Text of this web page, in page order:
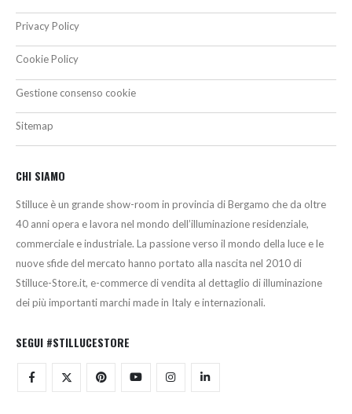
Privacy Policy
Cookie Policy
Gestione consenso cookie
Sitemap
CHI SIAMO
Stilluce è un grande show-room in provincia di Bergamo che da oltre
40 anni opera e lavora nel mondo dell’illuminazione residenziale,
commerciale e industriale. La passione verso il mondo della luce e le
nuove sfide del mercato hanno portato alla nascita nel 2010 di
Stilluce-Store.it, e-commerce di vendita al dettaglio di illuminazione
dei più importanti marchi made in Italy e internazionali.
SEGUI #STILLUCESTORE